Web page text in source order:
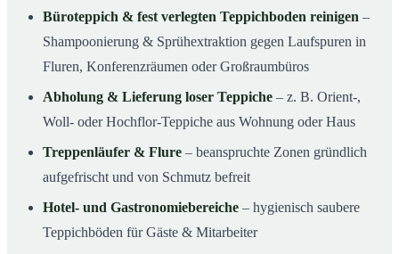
Büroteppich & fest verlegten Teppichboden reinigen –
Shampoonierung & Sprühextraktion gegen Laufspuren in
Fluren, Konferenzräumen oder Großraumbüros
Abholung & Lieferung loser Teppiche – z. B. Orient-,
Woll- oder Hochflor-Teppiche aus Wohnung oder Haus
Treppenläufer & Flure – beanspruchte Zonen gründlich
aufgefrischt und von Schmutz befreit
Hotel- und Gastronomiebereiche – hygienisch saubere
Teppichböden für Gäste & Mitarbeiter